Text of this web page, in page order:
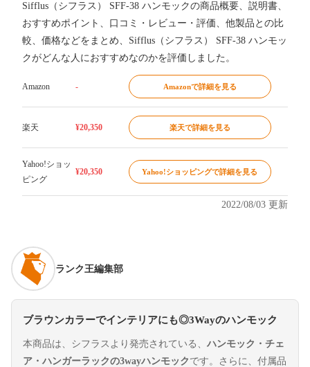
Sifflus（シフラス） SFF-38 ハンモックの商品概要、説明書、
おすすめポイント、口コミ・レビュー・評価、他製品との比
較、価格などをまとめ、Sifflus（シフラス） SFF-38 ハンモッ
クがどんな人におすすめなのかを評価しました。
Amazon - Amazonで詳細を見る
楽天 ¥20,350 楽天で詳細を見る
Yahoo!ショッ
ピング
¥20,350 Yahoo!ショッピングで詳細を見る
2022/08/03 更新
ランク王編集部
ブラウンカラーでインテリアにも◎3Wayのハンモック
本商品は、シフラスより発売されている、 ハンモック・チェ
ア・ハンガーラックの3wayハンモック です。さらに、付属品